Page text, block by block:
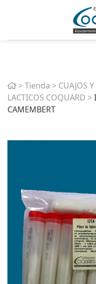
Home
>Tienda > CUAJOS
LACTICOS COQUARD >
CAMEMBERT